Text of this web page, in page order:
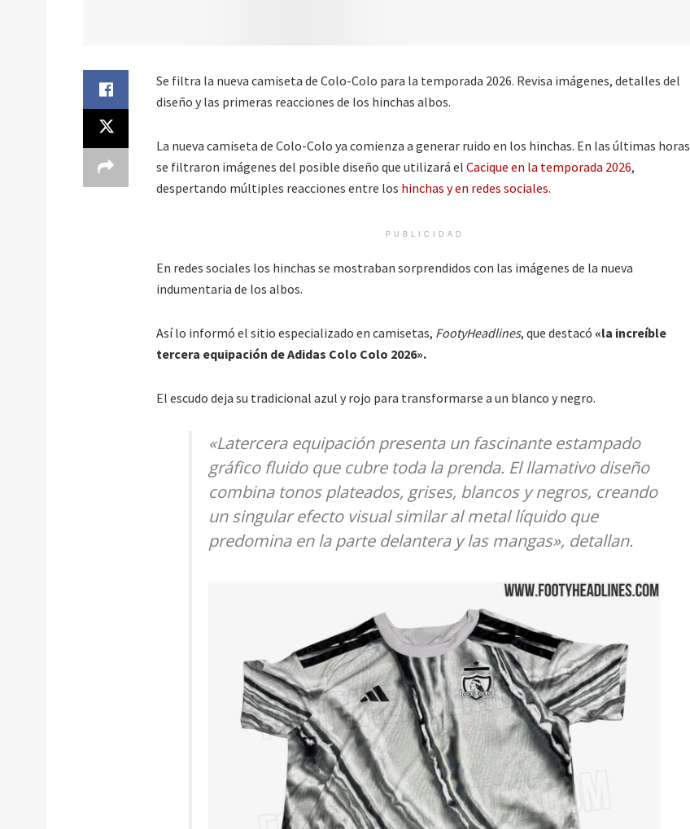
Se filtra la nueva camiseta de Colo-Colo para la temporada 2026. Revisa imágenes, detalles del
diseño y las primeras reacciones de los hinchas albos.
La nueva camiseta de Colo-Colo ya comienza a generar ruido en los hinchas. En las últimas horas
se filtraron imágenes del posible diseño que utilizará el Cacique en la temporada 2026,
despertando múltiples reacciones entre los hinchas y en redes sociales.
PUBLICIDAD
En redes sociales los hinchas se mostraban sorprendidos con las imágenes de la nueva
indumentaria de los albos.
Así lo informó el sitio especializado en camisetas, FootyHeadlines, que destacó «la increíble
tercera equipación de Adidas Colo Colo 2026».
El escudo deja su tradicional azul y rojo para transformarse a un blanco y negro.
«Latercera equipaciónpresenta un fascinante estampado
gráfico fluido que cubre toda la prenda. El llamativo diseño
combina tonos plateados, grises, blancos y negros, creando
un singular efecto visual similar al metal líquido que
predomina en la parte delantera y las mangas», detallan.